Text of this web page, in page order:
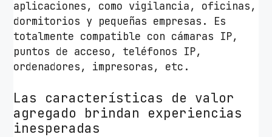
aplicaciones, como vigilancia, oficinas,
dormitorios y pequeñas empresas. Es
totalmente compatible con cámaras IP,
puntos de acceso, teléfonos IP,
ordenadores, impresoras, etc.
Las características de valor
agregado brindan experiencias
inesperadas